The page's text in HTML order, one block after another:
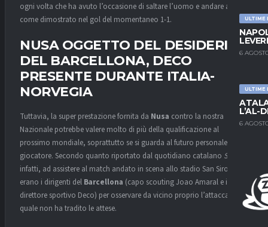
ULTIME
6
ULTIME
L’AL-
6
ogni volta che ha avuto l’occasione di saltare l’uomo e andare al tiro,
come dimostrato nel gol del momentaneo 1-1.
NUSA OGGETTO DEL DESIDERIO
DEL BARCELLONA, DECO
PRESENTE DURANTE ITALIA-
NORVEGIA
Tuttavia, la super prestazione fornita da Nusa contro la nostra
Nazionale potrebbe valere molto di più della qualificazione al
prossimo mondiale, soprattutto se si guarda al futuro personale del
giocatore. Secondo quanto riportato dal quotidiano catalano SPORT
infatti, ad assistere al match andato in scena allo stadio San Siro vi
erano i dirigenti del Barcellona (capo scouting Joao Amaral e il
direttore sportivo Deco) per osservare da vicino proprio l’attaccante, il
quale non ha tradito le attese.